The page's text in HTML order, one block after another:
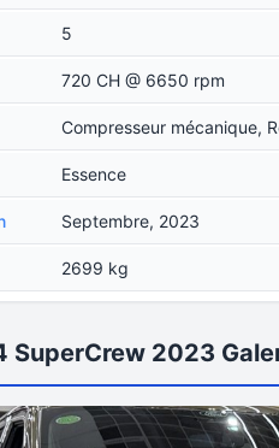
5
720 CH @ 6650 rpm
Compresseur mécanique,
Essence
Septembre, 2023
2699 kg
SuperCrew 2023